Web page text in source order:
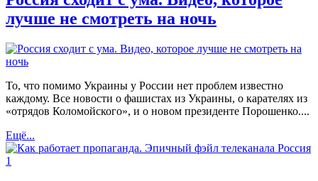
лучше не смотреть на ночь
То, что помимо Украины у России нет проблем известно
каждому. Все новости о фашистах из Украины, о карателях из
«отрядов Коломойского», и о новом президенте Порошенко....
Ещё...